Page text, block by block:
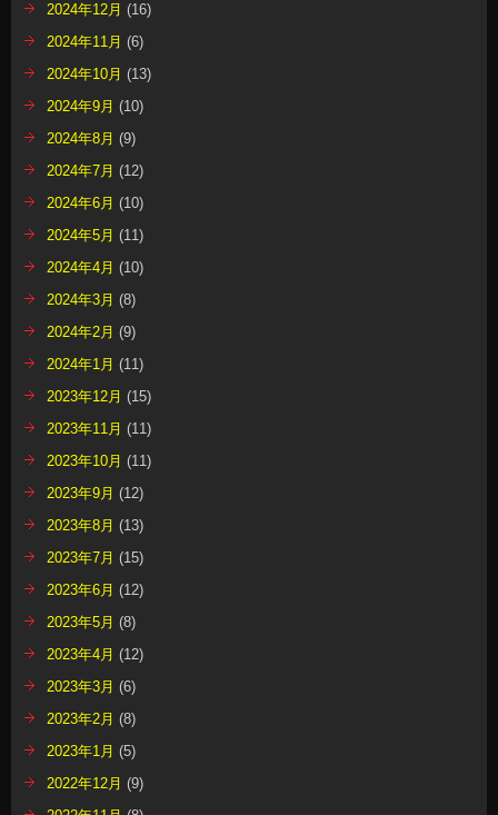
2024年12月 (16)
2024年11月 (6)
2024年10月 (13)
2024年9月 (10)
2024年8月 (9)
2024年7月 (12)
2024年6月 (10)
2024年5月 (11)
2024年4月 (10)
2024年3月 (8)
2024年2月 (9)
2024年1月 (11)
2023年12月 (15)
2023年11月 (11)
2023年10月 (11)
2023年9月 (12)
2023年8月 (13)
2023年7月 (15)
2023年6月 (12)
2023年5月 (8)
2023年4月 (12)
2023年3月 (6)
2023年2月 (8)
2023年1月 (5)
2022年12月 (9)